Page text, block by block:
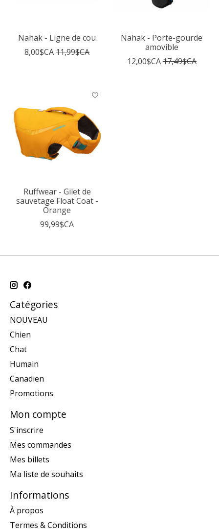
Nahak - Ligne de cou
8,00$CA 11,99$CA
Nahak - Porte-gourde
amovible
12,00$CA17,49$CA
Ruffwear - Gilet de
sauvetage Float Coat -
Orange
99,99$CA
Catégories
NOUVEAU
Chien
Chat
Humain
Canadien
Promotions
Mon compte
S'inscrire
Mes commandes
Mes billets
Ma liste de souhaits
Informations
À propos
Termes & Conditions